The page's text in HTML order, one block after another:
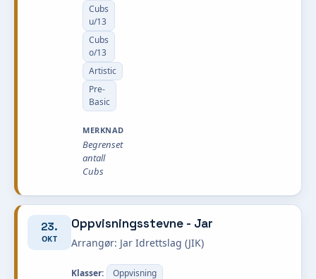
Cubs
u/13
Cubs
o/13
Artistic
Pre-
Basic
MERKNAD
Begrenset
antall
Cubs
23.
OKT
Oppvisningsstevne - Jar
Arrangør: Jar Idrettslag (JIK)
Klasser: Oppvisning